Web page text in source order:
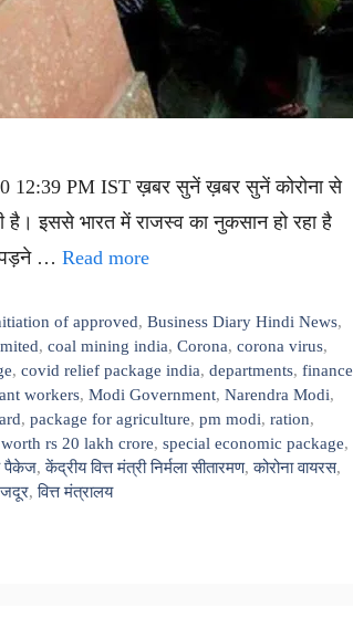
12:39 PM IST ख़बर सुनें ख़बर सुनें कोरोना से
है। इससे भारत में राजस्व का नुकसान हो रहा है
पड़ने … Read more
of approved,Business Diary Hindi News,
, coal mining india, Corona, corona virus,
, covid relief package india, departments, finance
workers, Modi Government, Narendra Modi,
, package for agriculture, pm modi, ration,
rs 20 lakh crore, special economic package,
पैकेज,केंद्रीय वित्त मंत्री निर्मला सीतारमण,कोरोना वायरस,
,वित्त मंत्रालय